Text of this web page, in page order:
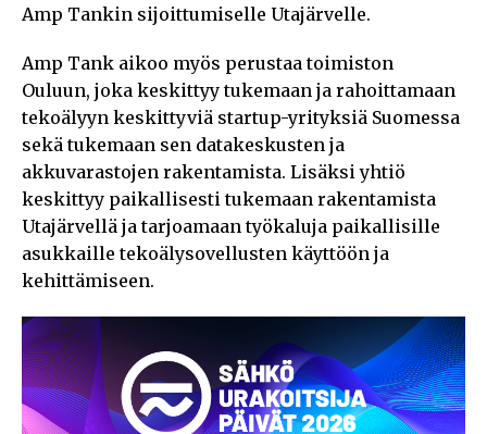
Amp Tankin sijoittumiselle Utajärvelle.
Amp Tank aikoo myös perustaa toimiston
Ouluun, joka keskittyy tukemaan ja rahoittamaan
tekoälyyn keskittyviä startup-yrityksiä Suomessa
sekä tukemaan sen datakeskusten ja
akkuvarastojen rakentamista. Lisäksi yhtiö
keskittyy paikallisesti tukemaan rakentamista
Utajärvellä ja tarjoamaan työkaluja paikallisille
asukkaille tekoälysovellusten käyttöön ja
kehittämiseen.